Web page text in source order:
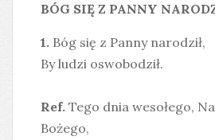
BÓG SIĘ Z PANNY
1. Bóg się z Panny narodził,
By ludzi oswobodził.
Ref. Tego dnia wesołego,
Bożego,